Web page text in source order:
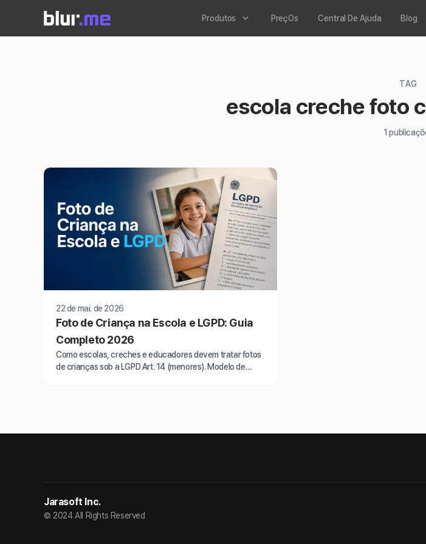
Produtos PreçOs Central De Ajuda Blog
TAG
escola creche foto
1
22 de mai. de 2026
Foto de Criança na Escola e LGPD: Guia
Completo 2026
Como escolas, creches e educadores devem tratar fotos
de crianças sob a LGPD Art. 14 (menores). Modelo de
Jarasoft Inc.
© 2024 All Rights Reserved